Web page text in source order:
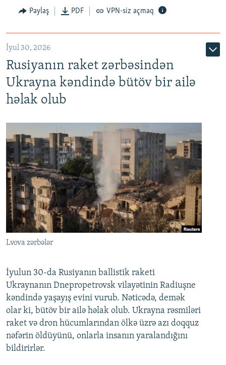
Paylaş PDF VPN-siz açmaq
İyul 30, 2026
Rusiyanın raket zərbəsindən
Ukrayna kəndində bütöv bir ailə
həlak olub
Lvova zərbələr
İyulun 30-da Rusiyanın ballistik raketi
Ukraynanın Dnepropetrovsk vilayətinin Radiuşne
kəndində yaşayış evini vurub. Nəticədə, demək
olar ki, bütöv bir ailə həlak olub. Ukrayna rəsmiləri
raket və dron hücumlarından ölkə üzrə azı doqquz
nəfərin öldüyünü, onlarla insanın yaralandığını
bildirirlər.